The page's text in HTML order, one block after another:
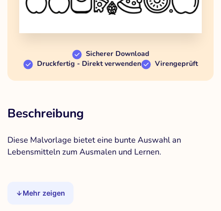
Sicherer Download
Druckfertig - Direkt verwenden
Virengeprüft
Beschreibung
Diese Malvorlage bietet eine bunte Auswahl an
Lebensmitteln zum Ausmalen und Lernen.
Mehr zeigen